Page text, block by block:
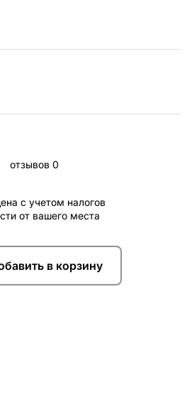
отзывов 0
с учетом налогов
от вашего места
в корзину